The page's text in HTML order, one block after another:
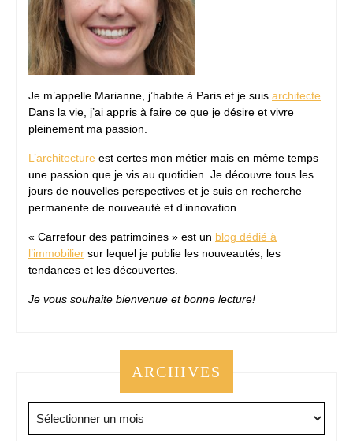
Je m’appelle Marianne, j’habite à Paris et je suis architecte.
Dans la vie, j’ai appris à faire ce que je désire et vivre
pleinement ma passion.
L’architecture est certes mon métier mais en même temps
une passion que je vis au quotidien. Je découvre tous les
jours de nouvelles perspectives et je suis en recherche
permanente de nouveauté et d’innovation.
« Carrefour des patrimoines » est un blog dédié à
l’immobilier sur lequel je publie les nouveautés, les
tendances et les découvertes.
Je vous souhaite bienvenue et bonne lecture!
ARCHIVES